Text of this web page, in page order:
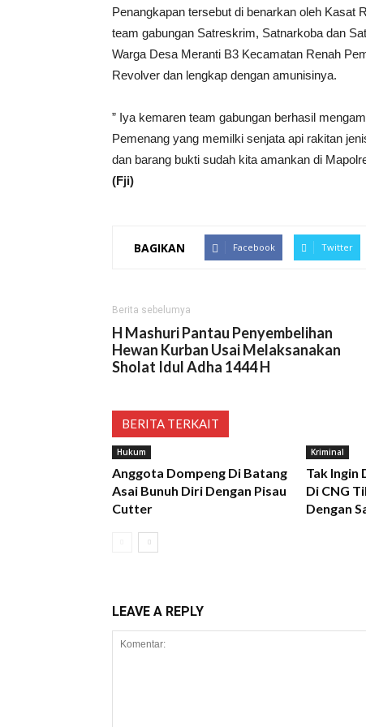
Penangkapan tersebut di benarkan oleh
team gabungan Satreskrim, Satnarkoba dan
Warga Desa Meranti B3 Kecamatan Renah
Revolver dan lengkap dengan amunisinya.
” Iya kemaren team gabungan berhasil
Pemenang yang memilki senjata api rakitan
dan barang bukti sudah kita amankan di
(Fji)
BAGIKAN Facebook Twitter
Berita sebelumya
H Mashuri Pantau Penyembelihan
Hewan Kurban Usai Melaksanakan
Sholat Idul Adha 1444 H
BERITA TERKAIT
Hukum
Anggota Dompeng Di Batang
Asai Bunuh Diri Dengan Pisau
Cutter
Kriminal
Tak Ingin
Di CNG
Dengan
LEAVE A REPLY